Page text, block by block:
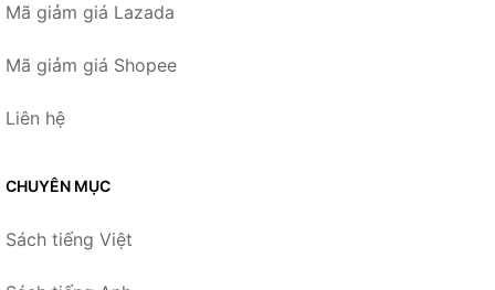
Mã giảm giá Lazada
Mã giảm giá Shopee
Liên hệ
CHUYÊN MỤC
Sách tiếng Việt